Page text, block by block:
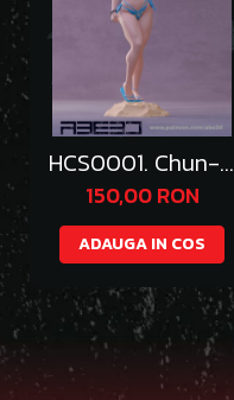
HCS0001. Chun-Li
Bikini
150,00 RON
ADAUGA IN COS